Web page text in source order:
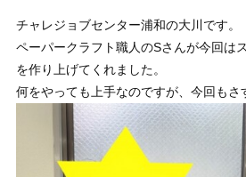
チャレジョブセンター浦和の大川です。
ペーパークラフト職人のSさんが今回は
を作り上げてくれました。
何をやっても上手なのですが、今回もさ